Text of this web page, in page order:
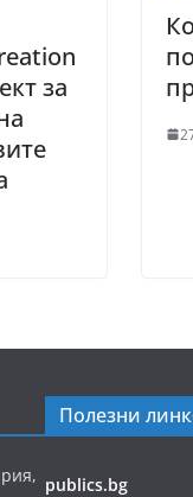
за
Полезни
publics.bg